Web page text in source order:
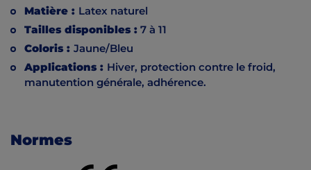
Matière : Latex naturel
Tailles disponibles :7 à 11
Coloris : Jaune/Bleu
Applications : Hiver, protection contre le froid,
manutention générale, adhérence.
Normes